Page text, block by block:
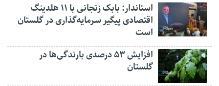
استاندار: بابک زنجانی با ۱۱ هلدینگ
اقتصادی پیگیر سرمایه‌گذاری در گلستان
است
افزایش ۵۳ درصدی بارندگی‌ها در
گلستان